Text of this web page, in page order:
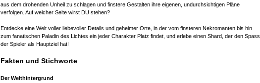
aus dem drohenden Unheil zu schlagen und finstere Gestalten ihre eigenen, undurchsichtigen Pläne
verfolgen. Auf welcher Seite wirst DU stehen?
Entdecke eine Welt voller liebevoller Details und geheimer Orte, in der vom finsteren Nekromanten bis hin
zum fanatischen Paladin des Lichtes ein jeder Charakter Platz findet, und erlebe einen Shard, der den Spass
der Spieler als Hauptziel hat!
Fakten und Stichworte
Der Welthintergrund